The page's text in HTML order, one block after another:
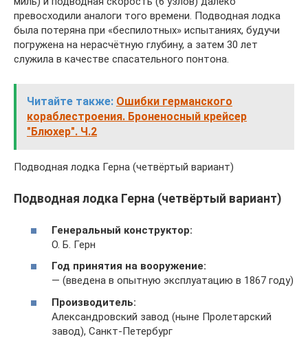
превосходили аналоги того времени. Подводная лодка
была потеряна при «беспилотных» испытаниях, будучи
погружена на нерасчётную глубину, а затем 30 лет
служила в качестве спасательного понтона.
Читайте также: Ошибки германского
кораблестроения. Броненосный крейсер
"Блюхер". Ч.2
Подводная лодка Герна (четвёртый вариант)
Подводная лодка Герна (четвёртый вариант)
Генеральный конструктор:
О. Б. Герн
Год принятия на вооружение:
— (введена в опытную эксплуатацию в 1867 году)
Производитель:
Александровский завод (ныне Пролетарский
завод), Санкт-Петербург